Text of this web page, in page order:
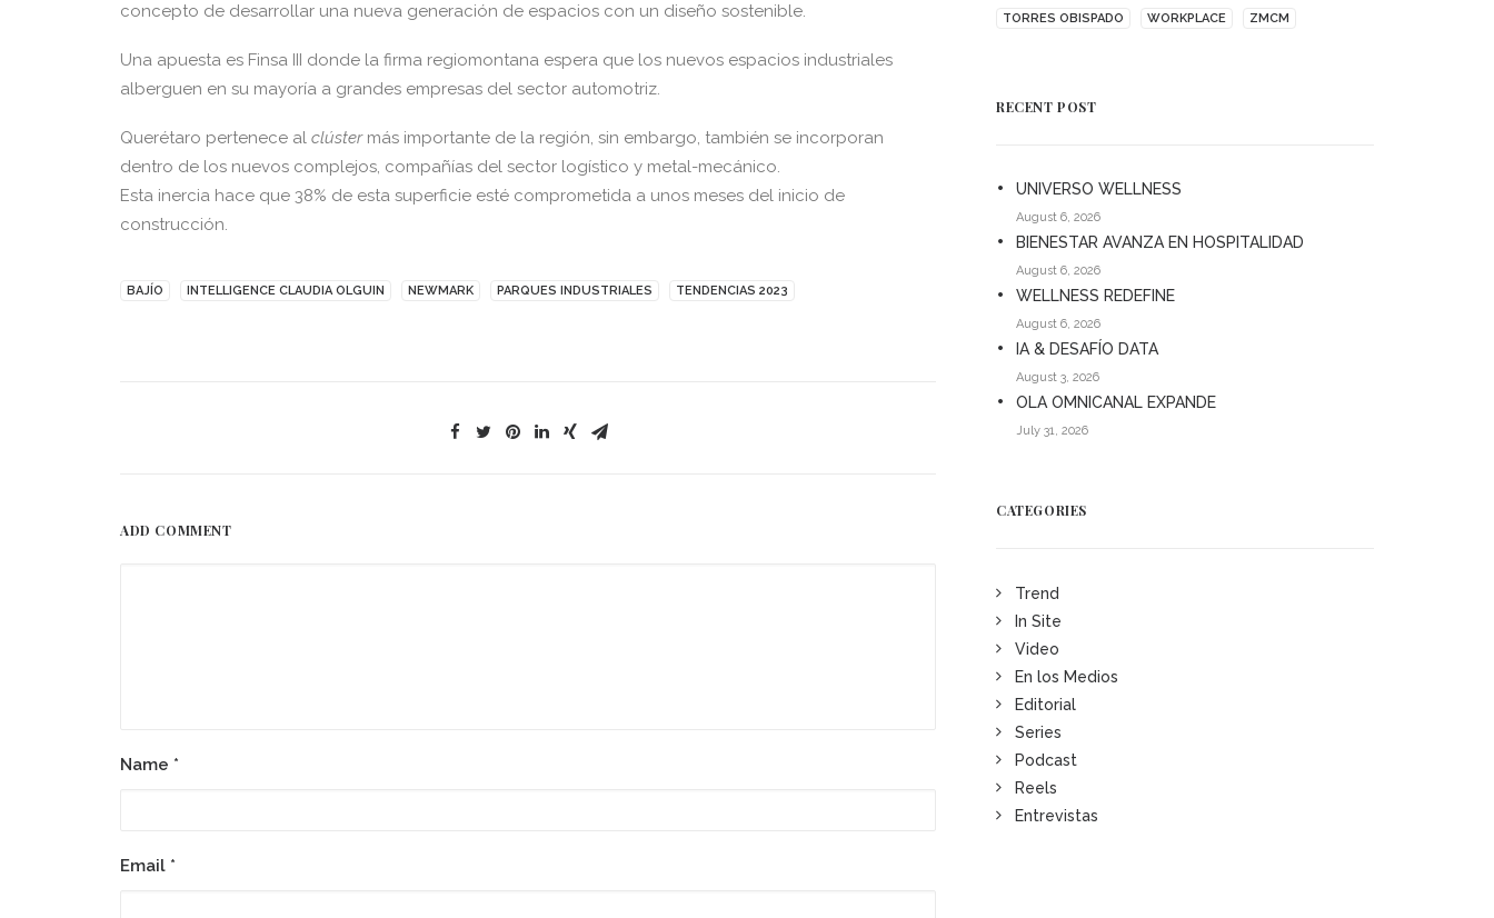
concepto de desarrollar una nueva generación de espacios con un diseño sostenible.
Una apuesta es Finsa III donde la firma regiomontana espera que los nuevos espacios industriales
alberguen en su mayoría a grandes empresas del sector automotriz.
Querétaro pertenece al clústermás importante de la región, sin embargo, también se incorporan
dentro de los nuevos complejos, compañías del sector logístico y metal-mecánico.
Esta inercia hace que 38% de esta superficie esté comprometida a unos meses del inicio de
construcción.
BAJÍO INTELLIGENCE CLAUDIA OLGUIN NEWMARK PARQUES INDUSTRIALES TENDENCIAS 2023
ADD COMMENT
Name *
Email *
TORRES OBISPADO WORKPLACE ZMCM
RECENT POST
UNIVERSO WELLNESS
August 6, 2026
BIENESTAR AVANZA EN HOSPITALIDAD
August 6, 2026
WELLNESS REDEFINE
August 6, 2026
IA & DESAFÍO DATA
August 3, 2026
OLA OMNICANAL EXPANDE
July 31, 2026
CATEGORIES
Trend
In Site
Video
En los Medios
Editorial
Series
Podcast
Reels
Entrevistas